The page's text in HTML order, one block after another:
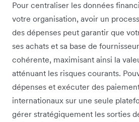
Pour centraliser les données
votre organisation, avoir un
des dépenses peut garantir que
ses achats et sa base de
cohérente, maximisant ainsi la
atténuant les risques courants.
dépenses et exécuter des
internationaux sur une seule
gérer stratégiquement les sorties